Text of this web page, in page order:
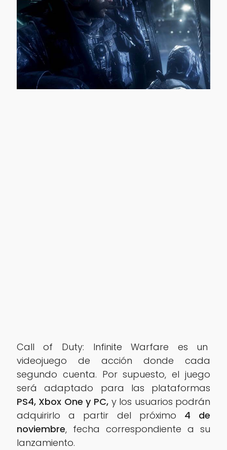
Call of Duty: Infinite Warfare es un
videojuego de acción donde cada
segundo cuenta. Por supuesto, el juego
será adaptado para las plataformas
PS4, Xbox One y PC, y los usuarios podrán
adquirirlo a partir del próximo 4 de
noviembre, fecha correspondiente a su
lanzamiento.